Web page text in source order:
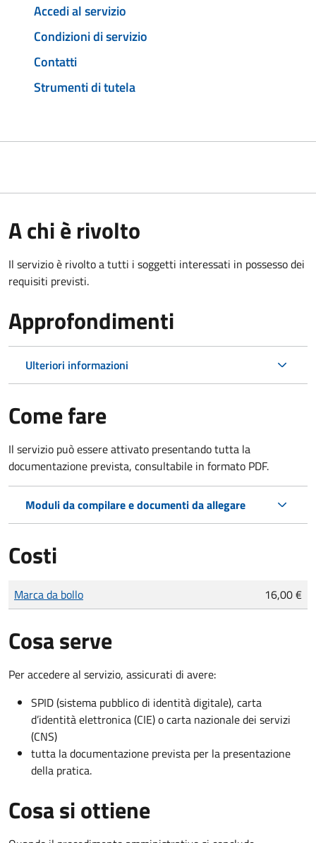
Accedi al servizio
Condizioni di servizio
Contatti
Strumenti di tutela
A chi è rivolto
Il servizio è rivolto a tutti i soggetti interessati in possesso dei
requisiti previsti.
Approfondimenti
Ulteriori informazioni
Come fare
Il servizio può essere attivato presentando tutta la
documentazione prevista, consultabile in formato PDF.
Moduli da compilare e documenti da allegare
Costi
Tipo di pagamento
Importo
Marca da bollo 16,00 €
Cosa serve
Per accedere al servizio, assicurati di avere:
SPID (sistema pubblico di identità digitale), carta
d’identità elettronica (CIE) o carta nazionale dei servizi
(CNS)
tutta la documentazione prevista per la presentazione
della pratica.
Cosa si ottiene